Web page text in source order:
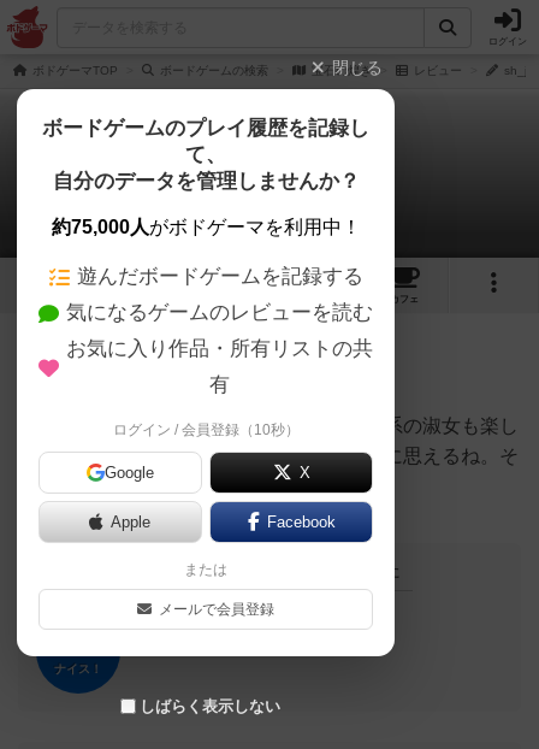
ログイン
ボドゲーマTOP ボードゲームの検索 宝石の煌き レビュー
宝石の煌き
sh_jsaさんのレビュー
69 25 161
カフェ
233名 0名 0 4年以上前
レーティングが非公開に設定されたユーザー
非常に面白い。激しい争いを好まない草食系の淑女も楽し
めるだろう。ただ、あまりにも後攻が不利に思えるね。そ
ういうのを気にしなければ楽しめるはず。
この投稿に0 しました
ナイス！
閉じる
ボードゲームのプレイ履歴を記録し
て、
自分のデータを管理しませんか？
約75,000人がボドゲーマを利用中！
遊んだボードゲームを記録する
気になるゲームのレビューを読む
お気に入り作品・所有リストの共
有
ログイン / 会員登録（10秒）
Google X
Apple Facebook
または
メールで会員登録
しばらく表示しない